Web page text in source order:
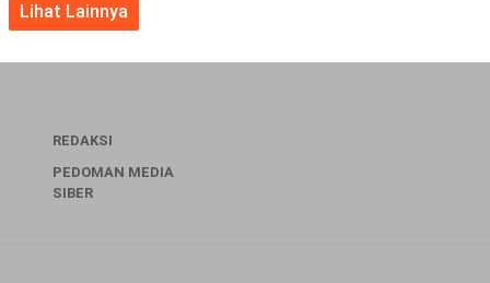
Lihat Lainnya
REDAKSI
PEDOMAN MEDIA
SIBER